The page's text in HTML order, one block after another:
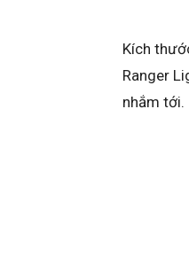
Kích
Ranger
nhắm tới.